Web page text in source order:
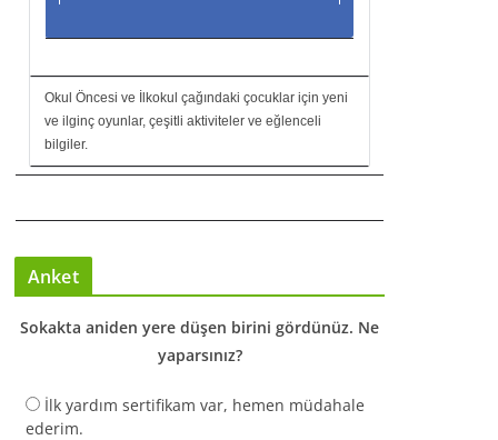
Okul Öncesi ve İlkokul çağındaki çocuklar için yeni
ve ilginç oyunlar, çeşitli aktiviteler ve eğlenceli
bilgiler.
Anket
Sokakta aniden yere düşen birini gördünüz. Ne
yaparsınız?
İlk yardım sertifikam var, hemen müdahale
ederim.